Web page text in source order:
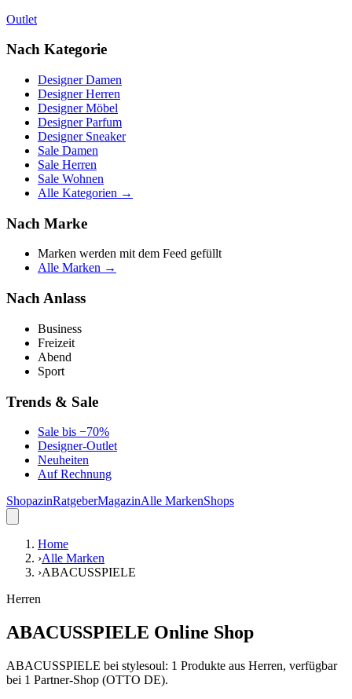
Outlet
Nach Kategorie
Designer Damen
Designer Herren
Designer Möbel
Designer Parfum
Designer Sneaker
Sale Damen
Sale Herren
Sale Wohnen
Alle Kategorien →
Nach Marke
Marken werden mit dem Feed gefüllt
Alle Marken →
Nach Anlass
Business
Freizeit
Abend
Sport
Trends & Sale
Sale bis −70%
Designer-Outlet
Neuheiten
Auf Rechnung
ShopazinRatgeberMagazinAlle MarkenShops
Home
›Alle Marken
›ABACUSSPIELE
Herren
ABACUSSPIELE Online Shop
ABACUSSPIELE bei stylesoul: 1 Produkte aus Herren, verfügbar
bei 1 Partner-Shop (OTTO DE).